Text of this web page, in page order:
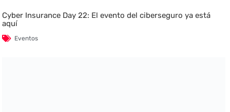
Cyber Insurance Day 22: El evento del ciberseguro ya está
aquí
Eventos